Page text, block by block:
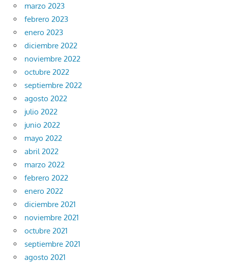
marzo 2023
febrero 2023
enero 2023
diciembre 2022
noviembre 2022
octubre 2022
septiembre 2022
agosto 2022
julio 2022
junio 2022
mayo 2022
abril 2022
marzo 2022
febrero 2022
enero 2022
diciembre 2021
noviembre 2021
octubre 2021
septiembre 2021
agosto 2021